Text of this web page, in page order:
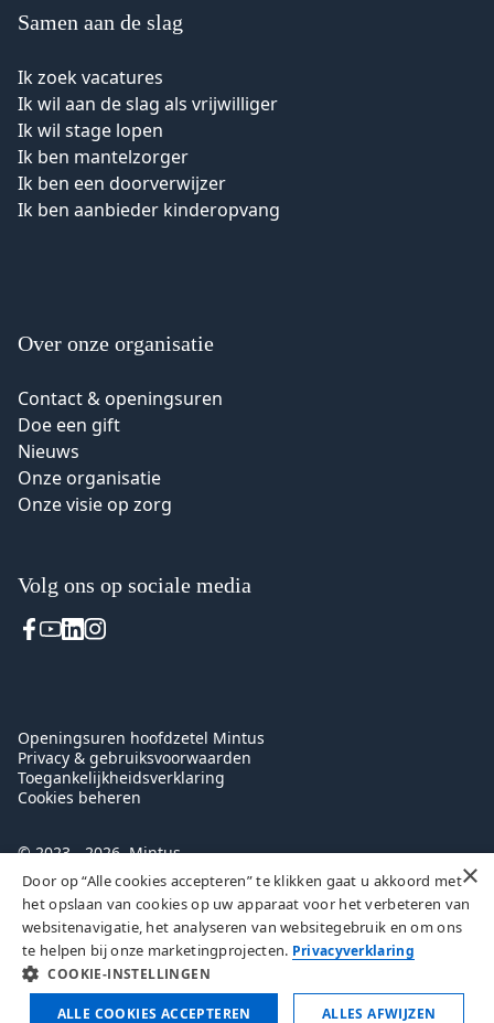
Samen aan de slag
Ik zoek vacatures
Ik wil aan de slag als vrijwilliger
Ik wil stage lopen
Ik ben mantelzorger
Ik ben een doorverwijzer
Ik ben aanbieder kinderopvang
Over onze organisatie
Contact & openingsuren
Doe een gift
Nieuws
Onze organisatie
Onze visie op zorg
Volg ons op sociale media
Voet
Openingsuren hoofdzetel Mintus
Privacy & gebruiksvoorwaarden
Toegankelijkheidsverklaring
Cookies beheren
© 2023 - 2026, Mintus
×
Door op “Alle cookies accepteren” te klikken gaat u akkoord met
het opslaan van cookies op uw apparaat voor het verbeteren van
websitenavigatie, het analyseren van websitegebruik en om ons
te helpen bij onze marketingprojecten. Privacyverklaring
COOKIE-INSTELLINGEN
ALLE COOKIES ACCEPTEREN ALLES AFWIJZEN